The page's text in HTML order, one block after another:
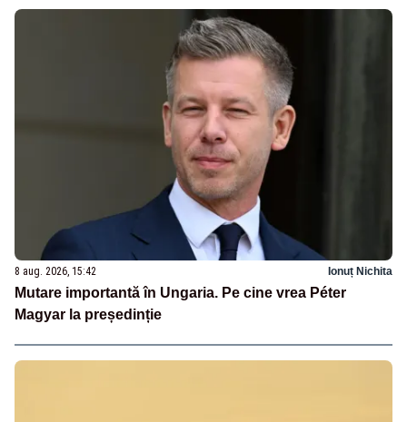
8 aug. 2026, 15:42 Ionuț Nichita
Mutare importantă în Ungaria. Pe cine vrea Péter
Magyar la președinție